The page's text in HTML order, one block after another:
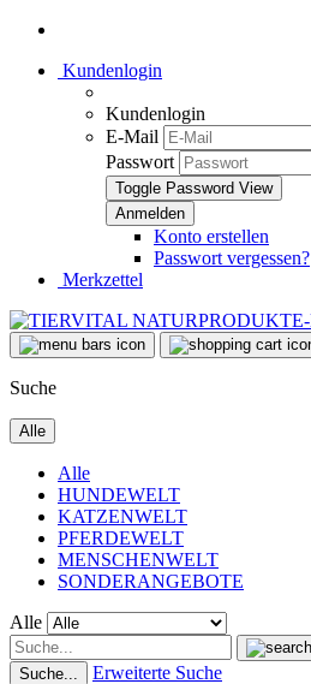
Kundenlogin
Kundenlogin
E-Mail
Passwort
Toggle Password View
Konto erstellen
Passwort vergessen?
Merkzettel
Suche
Alle
Alle
HUNDEWELT
KATZENWELT
PFERDEWELT
MENSCHENWELT
SONDERANGEBOTE
Alle
Suche... Erweiterte Suche